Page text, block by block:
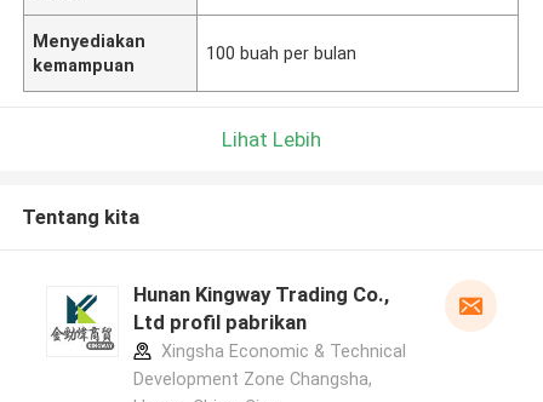
Menyediakan
kemampuan
100 buah per bulan
Lihat Lebih
Tentang kita
Hunan Kingway Trading Co.,
Ltd profil pabrikan
Xingsha Economic & Technical
Development Zone Changsha,